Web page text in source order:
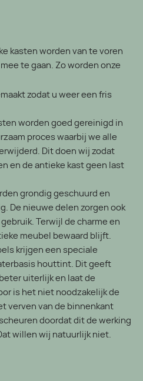
kasten worden van te voren
te gaan. Zo worden onze
zodat u weer een fris
worden goed gereinigd in
proces waarbij we alle
Dit doen wij zodat
en de antieke kast geen last
grondig geschuurd en
De nieuwe delen zorgen ook
Terwijl de charme en
meubel bewaard blijft.
krijgen een speciale
houttint. Dit geeft
uiterlijk en laat de
is het niet noodzakelijk de
verven van de binnenkant
doordat dit de werking
willen wij natuurlijk niet.